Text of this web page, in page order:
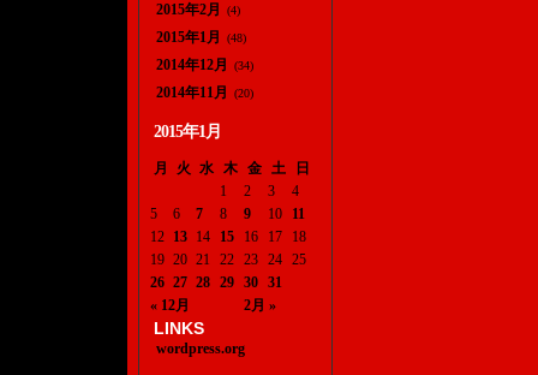
2015年2月 (4)
2015年1月 (48)
2014年12月 (34)
2014年11月 (20)
2015年1月
月 火 水 木 金 土 日
« 12月 2月 »
1 2 3
4
5
6 7 8 9 10
11
12
13 14 15 16 17
18
19 20 21 22 23 24
25
26 27 28 29 30 31
LINKS
wordpress.org